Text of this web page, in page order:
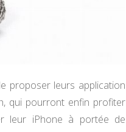
proposer leurs application
qui pourront enfin profiter
leur iPhone à portée de